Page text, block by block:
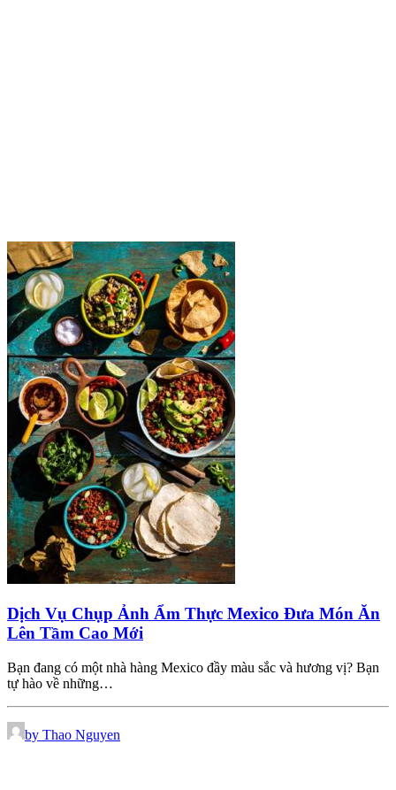
Dịch Vụ Chụp Ảnh Ẩm Thực Mexico Đưa Món Ăn
Lên Tầm Cao Mới
Bạn đang có một nhà hàng Mexico đầy màu sắc và hương vị? Bạn
tự hào về những…
by Thao Nguyen